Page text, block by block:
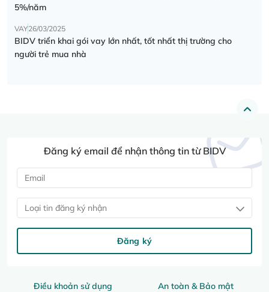
5%/năm
VAY26/03/2025
BIDV triển khai gói vay lớn nhất, tốt nhất thị trường cho
người trẻ mua nhà
Điều khoản sử dụng
An toàn & Bảo mật
Đăng ký email để nhận thông tin từ BIDV
Loại tin đăng ký nhận
Đăng ký